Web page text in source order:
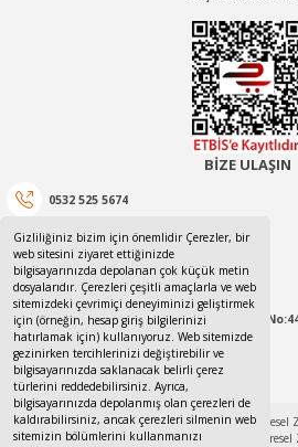
Gizliliğiniz bizim için önemlidir Çerezler, bir
web sitesini ziyaret ettiğinizde
bilgisayarınızda depolanan çok küçük metin
dosyalarıdır. Çerezleri çeşitli amaçlarla ve web
sitemizdeki çevrimiçi deneyiminizi geliştirmek
için (örneğin, hesap giriş bilgilerinizi
hatırlamak için) kullanıyoruz. Web sitemizde
gezinirken tercihlerinizi değiştirebilir ve
bilgisayarınızda saklanacak belirli çerez
türlerini reddedebilirsiniz. Ayrıca,
bilgisayarınızda depolanmış olan çerezleri de
kaldırabilirsiniz, ancak çerezleri silmenin web
sitemizin bölümlerini kullanmanızı
BİZE ULAŞIN
0532 525 5674
0532 525 5674
canotom41@gmail.com
Yaylacık Mahallesi Mert İnan Sokak
09:00-18:00 Pazartesi / Cumartesi